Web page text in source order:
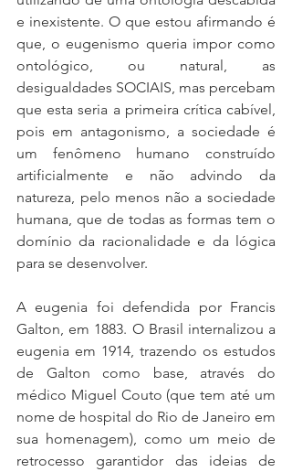
e inexistente. O que estou afirmando é
que, o eugenismo queria impor como
ontológico, ou natural, as
desigualdades SOCIAIS, mas percebam
que esta seria a primeira crítica cabível,
pois em antagonismo, a sociedade é
um fenômeno humano construído
artificialmente e não advindo da
natureza, pelo menos não a sociedade
humana, que de todas as formas tem o
domínio da racionalidade e da lógica
para se desenvolver.
A eugenia foi defendida por Francis
Galton, em 1883. O Brasil internalizou a
eugenia em 1914, trazendo os estudos
de Galton como base, através do
médico Miguel Couto (que tem até um
nome de hospital do Rio de Janeiro em
sua homenagem), como um meio de
retrocesso garantidor das ideias de